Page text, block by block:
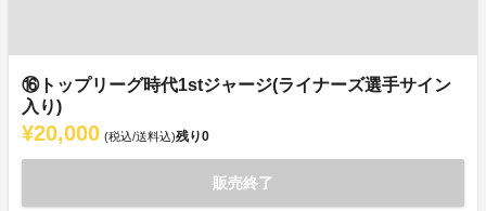
⑯トップリーグ時代1stジャージ(ライナーズ選手サイン
入り)
¥20,000 (税込/送料込)残り0
販売終了